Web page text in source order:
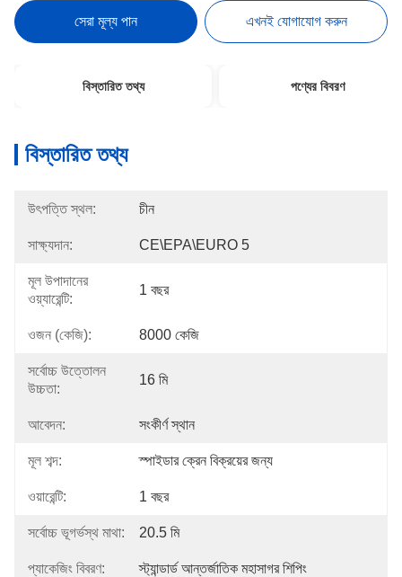
সেরা মূল্য পান এখনই যোগাযোগ করুন
বিস্তারিত তথ্য পণ্যের বিবরণ
বিস্তারিত তথ্য
উৎপত্তি স্থল: চীন
সাক্ষ্যদান: CE\EPA\EURO 5
মূল উপাদানের
ওয়্যারেন্টি:
1 বছর
ওজন (কেজি): 8000 কেজি
সর্বোচ্চ উত্তোলন
উচ্চতা:
16 মি
আবেদন: সংকীর্ণ স্থান
মূল শব্দ: স্পাইডার ক্রেন বিক্রয়ের জন্য
ওয়ারেন্টি: 1 বছর
সর্বোচ্চ ভূগর্ভস্থ মাথা: 20.5 মি
প্যাকেজিং বিবরণ: স্ট্যান্ডার্ড আন্তর্জাতিক মহাসাগর শিপিং